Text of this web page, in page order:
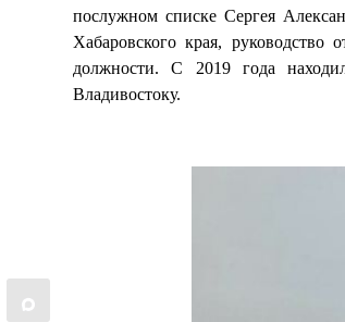
послужном списке Сергея
Хабаровского края,
должности. С 2019 года
Владивостоку.